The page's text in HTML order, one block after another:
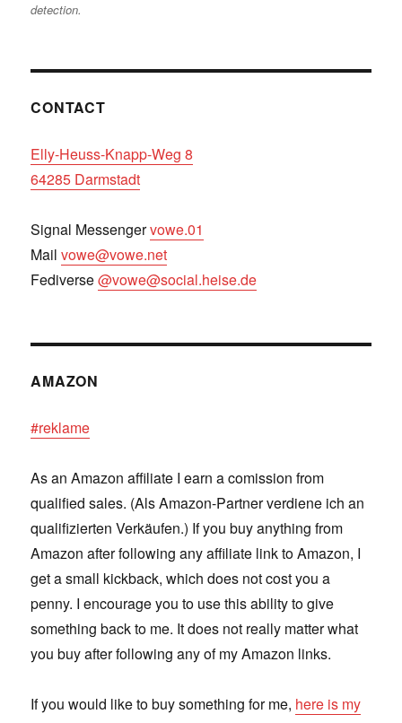
detection.
CONTACT
Elly-Heuss-Knapp-Weg 8
64285 Darmstadt
Signal Messengervowe.01
Mailvowe@vowe.net
Fediverse@vowe@social.heise.de
AMAZON
#reklame
As an Amazon affiliate I earn a comission from
qualified sales. (Als Amazon-Partner verdiene ich an
qualifizierten Verkäufen.) If you buy anything from
Amazon after following any affiliate link to Amazon, I
get a small kickback, which does not cost you a
penny. I encourage you to use this ability to give
something back to me. It does not really matter what
you buy after following any of my Amazon links.
If you would like to buy something for me, here is my